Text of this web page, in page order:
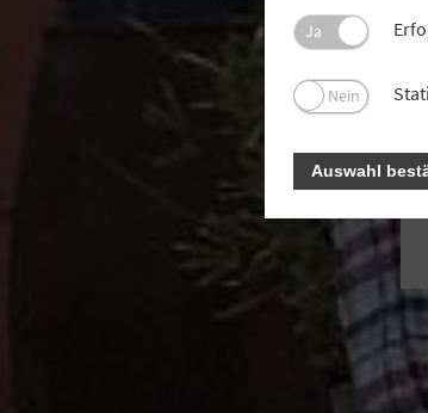
Ja
Nein
Auswahl